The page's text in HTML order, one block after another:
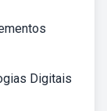
Digitais